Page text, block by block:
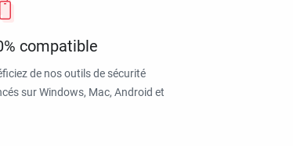
compatible
de nos outils de sécurité
sur Windows, Mac, Android et